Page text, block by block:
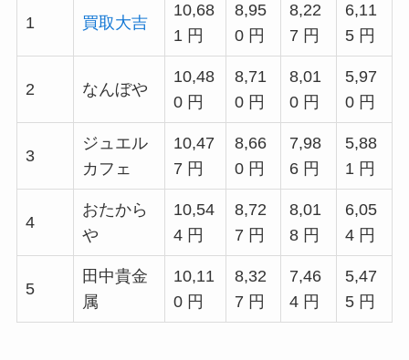
1 買取大吉
10,68
1 円
8,95
0 円
8,22
7 円
6,11
5 円
2 なんぼや
10,48
0 円
8,71
0 円
8,01
0 円
5,97
0 円
3
ジュエル
カフェ
10,47
7 円
8,66
0 円
7,98
6 円
5,88
1 円
4
おたから
や
10,54
4 円
8,72
7 円
8,01
8 円
6,05
4 円
5
田中貴金
属
10,11
0 円
8,32
7 円
7,46
4 円
5,47
5 円